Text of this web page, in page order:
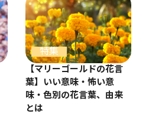
特集
【マリーゴールドの花言
葉】いい意味・怖い意
味・色別の花言葉、由来
とは